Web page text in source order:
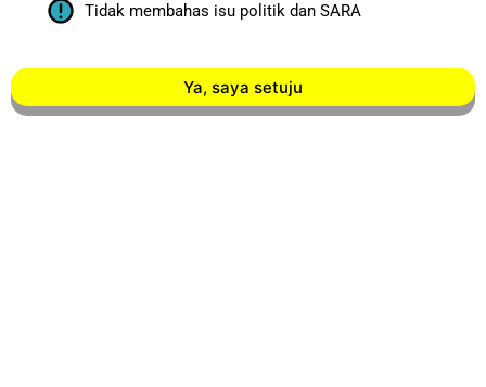
Tidak membahas isu politik dan SARA
Ya, saya setuju